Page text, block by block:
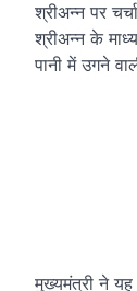
श्रीअन्न पर
श्रीअन्न के
पानी में उगने
मुख्यमंत्री ने यह